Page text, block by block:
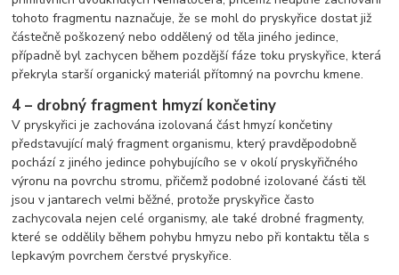
tohoto fragmentu naznačuje, že se mohl do pryskyřice dostat již
částečně poškozený nebo oddělený od těla jiného jedince,
případně byl zachycen během pozdější fáze toku pryskyřice, která
překryla starší organický materiál přítomný na povrchu kmene.
4 – drobný fragment hmyzí končetiny
V pryskyřici je zachována izolovaná část hmyzí končetiny
představující malý fragment organismu, který pravděpodobně
pochází z jiného jedince pohybujícího se v okolí pryskyřičného
výronu na povrchu stromu, přičemž podobné izolované části těl
jsou v jantarech velmi běžné, protože pryskyřice často
zachycovala nejen celé organismy, ale také drobné fragmenty,
které se oddělily během pohybu hmyzu nebo při kontaktu těla s
lepkavým povrchem čerstvé pryskyřice.